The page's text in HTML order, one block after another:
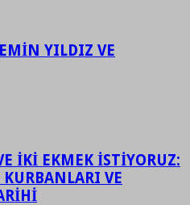
YILDIZ VE
İKİ EKMEK İSTİYORUZ:
VE